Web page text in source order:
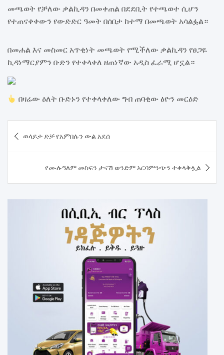
መጫወት የቻለው ቃልኪዳን በመቀጠል በደደቢት የተጫወተ ሲሆን
የተጠናቀቀውን የውድድር ዓመት በሰበታ ከተማ በመጫወት አሳልፏል።
በመሐል እና መስመር አጥቂነት መጫወት የሚችለው ቃልኪዳን የፀጋዬ
ኪዳነማርያምን ቡድን የተቀላቀለ ዘጠነኛው አዲስ ፈራሚ ሆኗል።
በዛሬው ዕለት ቡድኑን የተቀላቀለው ግብ ጠባቂው ፅዮን መርዕድ
navigation
ወላይታ ድቻ የአምበሉን ውል አደሰ
የሙሉዓለም መስፍን ታናሽ ወንድም አርባምንጭን ተቀላቅሏል